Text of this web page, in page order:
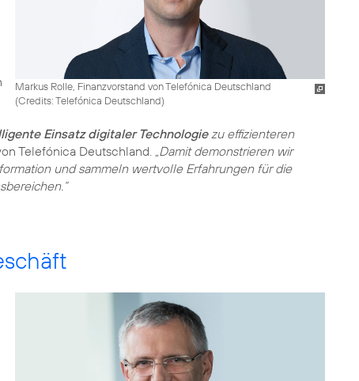
Markus Rolle, Finanzvorstand von Telefónica Deutschland
(Credits: Telefónica Deutschland)
Einsatz digitaler Technologiezu effizienteren
Telefónica Deutschland. „Damit demonstrieren wir
und sammeln wertvolle Erfahrungen für die